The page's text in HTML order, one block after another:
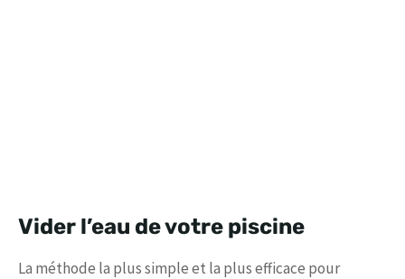
Vider l’eau de votre piscine
La méthode la plus simple et la plus efficace pour